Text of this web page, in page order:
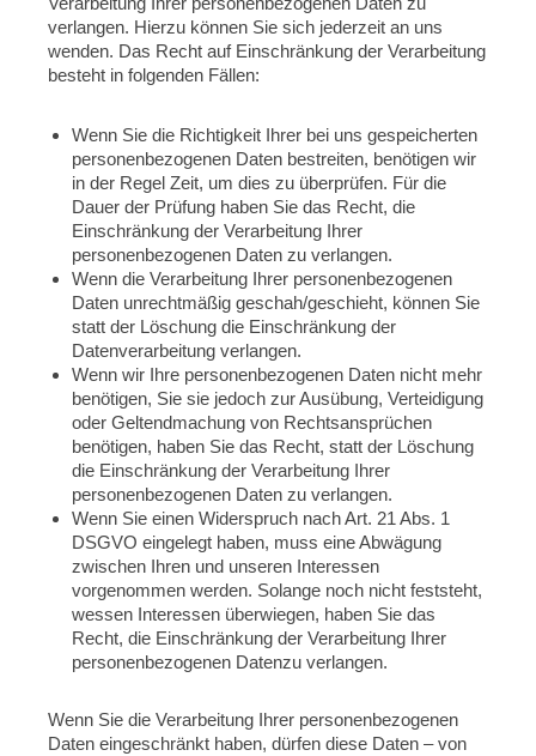
verlangen. Hierzu können Sie sich jederzeit an uns
wenden. Das Recht auf Einschränkung der Verarbeitung
besteht in folgenden Fällen:
Wenn Sie die Richtigkeit Ihrer bei uns gespeicherten
personenbezogenen Daten bestreiten, benötigen wir
in der Regel Zeit, um dies zu überprüfen. Für die
Dauer der Prüfung haben Sie das Recht, die
Einschränkung der Verarbeitung Ihrer
personenbezogenen Daten zu verlangen.
Wenn die Verarbeitung Ihrer personenbezogenen
Daten unrechtmäßig geschah/geschieht, können Sie
statt der Löschung die Einschränkung der
Datenverarbeitung verlangen.
Wenn wir Ihre personenbezogenen Daten nicht mehr
benötigen, Sie sie jedoch zur Ausübung, Verteidigung
oder Geltendmachung von Rechtsansprüchen
benötigen, haben Sie das Recht, statt der Löschung
die Einschränkung der Verarbeitung Ihrer
personenbezogenen Daten zu verlangen.
Wenn Sie einen Widerspruch nach Art. 21 Abs. 1
DSGVO eingelegt haben, muss eine Abwägung
zwischen Ihren und unseren Interessen
vorgenommen werden. Solange noch nicht feststeht,
wessen Interessen überwiegen, haben Sie das
Recht, die Einschränkung der Verarbeitung Ihrer
personenbezogenen Datenzu verlangen.
Wenn Sie die Verarbeitung Ihrer personenbezogenen
Daten eingeschränkt haben, dürfen diese Daten – von